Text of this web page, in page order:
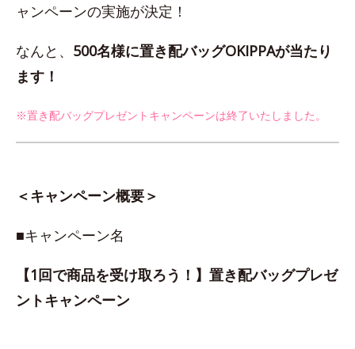
ャンペーンの実施が決定！
なんと、 500名様に置き配バッグOKIPPAが当たり
ます！
※置き配バッグプレゼントキャンペーンは終了いたしました。
＜キャンペーン概要＞
■キャンペーン名
【1回で商品を受け取ろう！】置き配バッグプレゼ
ントキャンペーン